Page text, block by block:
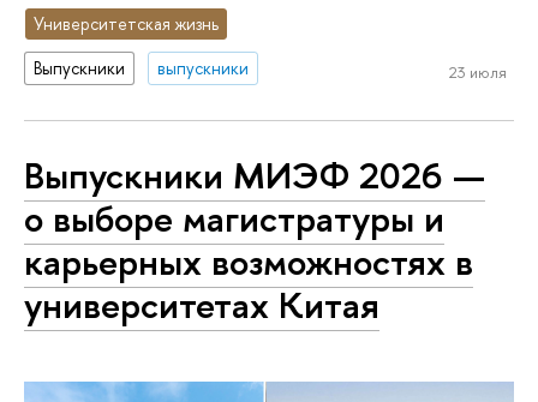
Университетская жизнь
Выпускники
выпускники 23 июля
Выпускники МИЭФ 2026 —
о выборе магистратуры и
карьерных возможностях в
университетах Китая